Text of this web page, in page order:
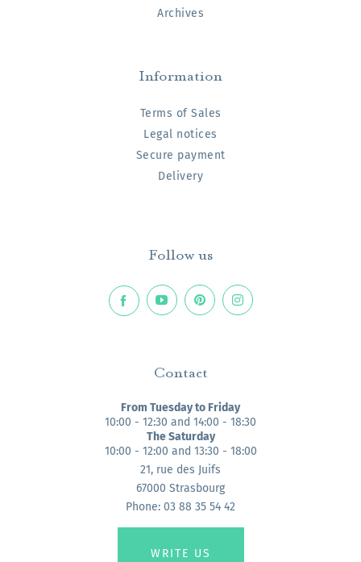
Archives
Information
Terms of Sales
Legal notices
Secure payment
Delivery
Follow us
Contact
From Tuesday to Friday
10:00 - 12:30 and 14:00 - 18:30
The Saturday
10:00 - 12:00 and 13:30 - 18:00
21, rue des Juifs
67000 Strasbourg
Phone: 03 88 35 54 42
WRITE US